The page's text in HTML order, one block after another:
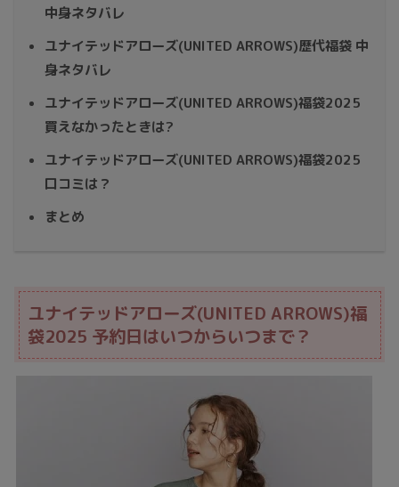
中身ネタバレ
ユナイテッドアローズ(UNITED ARROWS)歴代福袋 中
身ネタバレ
ユナイテッドアローズ(UNITED ARROWS)福袋2025
買えなかったときは?
ユナイテッドアローズ(UNITED ARROWS)福袋2025
口コミは？
まとめ
ユナイテッドアローズ(UNITED ARROWS)福
袋2025 予約日はいつからいつまで？